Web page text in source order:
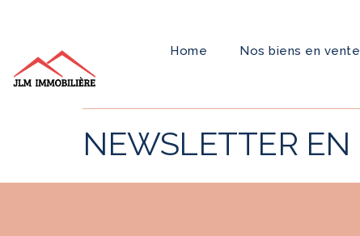
Home Nos biens en vente
NEWSLETTER EN